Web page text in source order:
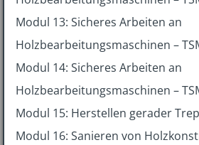
Modul 13: Sicheres Arbeiten an
Holzbearbeitungsmaschinen –
Modul 14: Sicheres Arbeiten an
Holzbearbeitungsmaschinen –
Modul 15: Herstellen gerader
Modul 16: Sanieren von